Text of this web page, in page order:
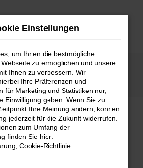
Škoda Škoda Kamiq Škoda Kamiq für Bremen
für Bremen
Top
Einstellungen
um Ihnen die bestmögliche
zu ermöglichen und unsere
Ihnen zu verbessern. Wir
Ihre Präferenzen und
für Marketing und Statistiken nur,
Einwilligung geben. Wenn Sie zu
Ihre Meinung ändern, können
jederzeit für die Zukunft widerrufen.
zum Umfang der
finden Sie hier:
Cookie-Richtlinie